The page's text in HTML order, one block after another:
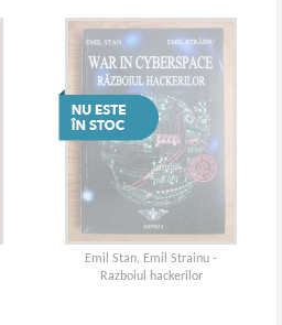
Emil Stan, Emil Strainu -
Razboiul hackerilor